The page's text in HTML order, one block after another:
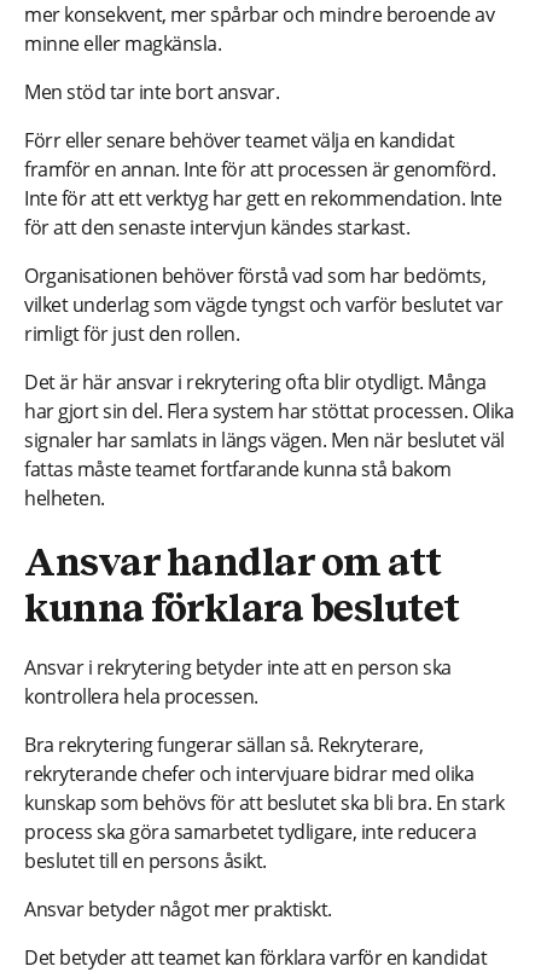
mer konsekvent, mer spårbar och mindre beroende av
minne eller magkänsla.
Men stöd tar inte bort ansvar.
Förr eller senare behöver teamet välja en kandidat
framför en annan. Inte för att processen är genomförd.
Inte för att ett verktyg har gett en rekommendation. Inte
för att den senaste intervjun kändes starkast.
Organisationen behöver förstå vad som har bedömts,
vilket underlag som vägde tyngst och varför beslutet var
rimligt för just den rollen.
Det är här ansvar i rekrytering ofta blir otydligt. Många
har gjort sin del. Flera system har stöttat processen. Olika
signaler har samlats in längs vägen. Men när beslutet väl
fattas måste teamet fortfarande kunna stå bakom
helheten.
Ansvar handlar om att
kunna förklara beslutet
Ansvar i rekrytering betyder inte att en person ska
kontrollera hela processen.
Bra rekrytering fungerar sällan så. Rekryterare,
rekryterande chefer och intervjuare bidrar med olika
kunskap som behövs för att beslutet ska bli bra. En stark
process ska göra samarbetet tydligare, inte reducera
beslutet till en persons åsikt.
Ansvar betyder något mer praktiskt.
Det betyder att teamet kan förklara varför en kandidat